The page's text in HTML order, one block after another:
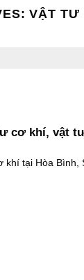
VẬT TƯ
cơ khí, vật
khí tại Hòa Bình,